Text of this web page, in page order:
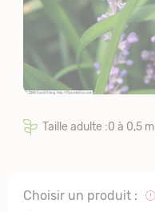
Taille adulte :0 à 0,5 m
Choisir un produit :